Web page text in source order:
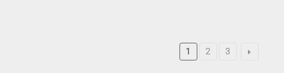
1 2 3